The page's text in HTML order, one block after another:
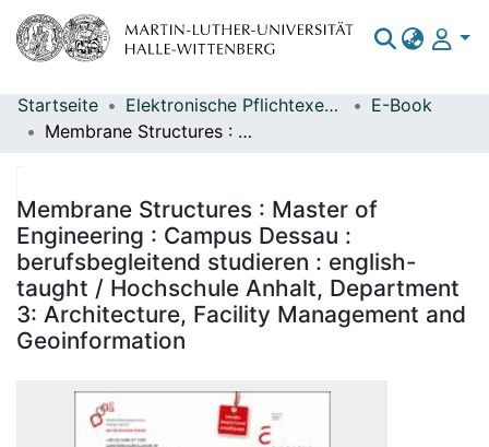
Bereiche & Sammlungen
Statistiken
Startseite Elektronische Pflichtexemplare
E-Book
Membrane Structures : Master of Engineering : Campus Dessau : berufsbegleitend studieren : english-taught / Hochschule Anhalt, Department 3: Architecture, Facility Management and Geoinformation
Membrane Structures : Master of
Engineering : Campus Dessau :
berufsbegleitend studieren : english-
taught / Hochschule Anhalt, Department
3: Architecture, Facility Management and
Geoinformation